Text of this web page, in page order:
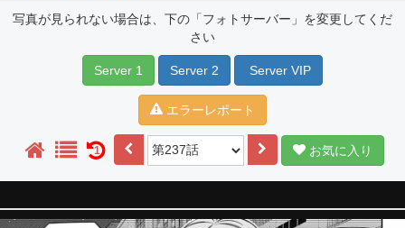
写真が見られない場合は、下の「フォトサーバー」を変更してくだ
さい
Server 1 Server 2 Server VIP
エラーレポート
1 お気に入り